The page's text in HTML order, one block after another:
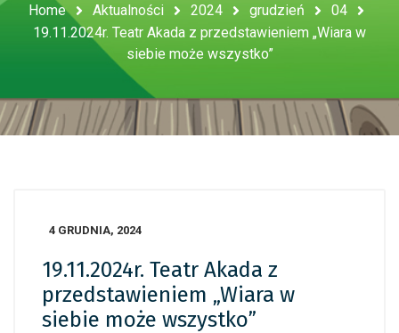
Home Aktualności 2024 grudzień
04
19.11.2024r. Teatr Akada z przedstawieniem „Wiara w
siebie może wszystko”
4 GRUDNIA, 2024
19.11.2024r. Teatr Akada z
przedstawieniem „Wiara w
siebie może wszystko”